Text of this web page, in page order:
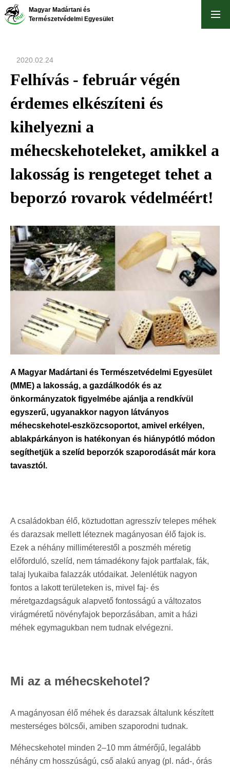
Ugrás
Magyar Madártani és
Természetvédelmi Egyesület
2020.02.24
Felhívás - február végén
érdemes elkészíteni és
kihelyezni a
méhecskehoteleket, amikkel a
lakosság is rengeteget tehet a
beporzó rovarok védelméért!
A Magyar Madártani és Természetvédelmi Egyesület
(MME) a lakosság, a gazdálkodók és az
önkormányzatok figyelmébe ajánlja a rendkívül
egyszerű, ugyanakkor nagyon látványos
méhecskehotel-eszközcsoportot, amivel erkélyen,
ablakpárkányon is hatékonyan és hiánypótló módon
segíthetjük a szelíd beporzók szaporodását már kora
tavasztól.
A családokban élő, köztudottan agresszív telepes méhek
és darazsak mellett léteznek magányosan élő fajok is.
Ezek a néhány milliméterestől a poszméh méretig
előforduló, szelíd, nem támadékony fajok partfalak, fák,
talaj lyukaiba falazzák utódaikat. Jelenlétük nagyon
fontos a lakott területeken is, mivel faj- és
méretgazdagságuk alapvető fontosságú a változatos
virágméretű növényfajok beporzásában, amit a házi
méhek egymagukban nem tudnak elvégezni.
Mi az a méhecskehotel?
A magányosan élő méhek és darazsak általunk készített
mesterséges bölcsői, amiben szaporodni tudnak.
Méhecskehotel minden 2–10 mm átmérőjű, legalább
néhány cm hosszúságú, cső alakú anyag (pl. nád-, órás